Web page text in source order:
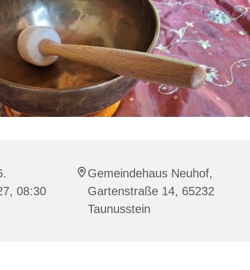
08:30
Gemeindehaus Neuhof,
Gartenstraße 14, 65232
Taunusstein